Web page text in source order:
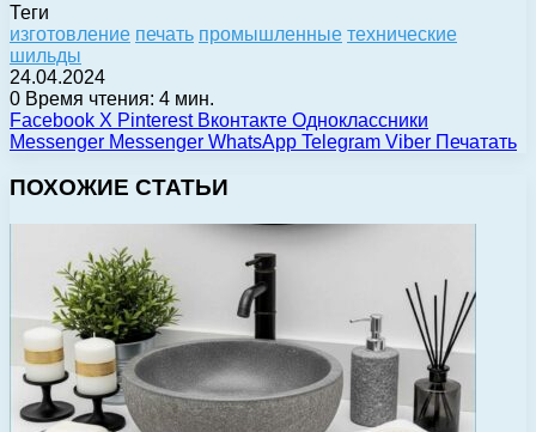
Теги
изготовление печать промышленные технические
шильды
24.04.2024
0 Время чтения: 4 мин.
Facebook X Pinterest Вконтакте Одноклассники
Messenger Messenger WhatsApp Telegram Viber Печатать
ПОХОЖИЕ СТАТЬИ